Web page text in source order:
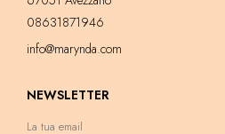
08631871946
info@marynda.com
NEWSLETTER